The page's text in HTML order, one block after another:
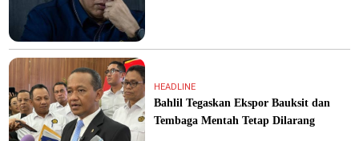
HEADLINE
Bahlil Tegaskan Ekspor Bauksit dan
Tembaga Mentah Tetap Dilarang